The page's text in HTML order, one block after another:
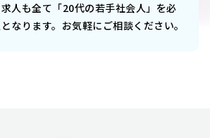
人も全て「20代の若手社会人」を必
なります。お気軽にご相談ください。